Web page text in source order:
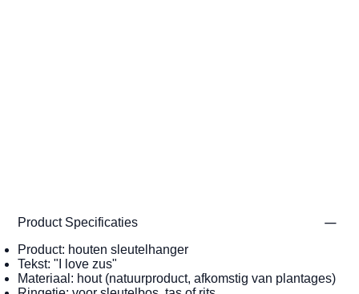
Product Specificaties
Product: houten sleutelhanger
Tekst: "I love zus"
Materiaal: hout (natuurproduct, afkomstig van plantages)